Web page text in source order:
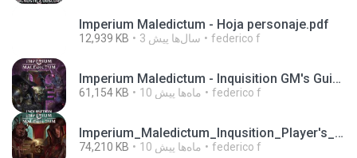
Imperium Maledictum - Hoja personaje.pdf
12,939 KB 3 سال‌ها پیش federico f
Imperium Maledictum - Inquisition GM's Guide [10-01-25].pdf
61,154 KB 10 ماه‌ها پیش federico f
Imperium_Maledictum_Inqusition_Player's_Guide_13_01_25.pdf
74,210 KB 10 ماه‌ها پیش federico f